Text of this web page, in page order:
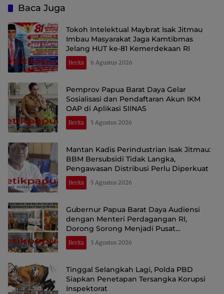
Baca Juga
Tokoh Intelektual Maybrat Isak Jitmau
Imbau Masyarakat Jaga Kamtibmas
Jelang HUT ke-81 Kemerdekaan RI
Berita 6 Agustus 2026
Pemprov Papua Barat Daya Gelar
Sosialisasi dan Pendaftaran Akun IKM
OAP di Aplikasi SIINAS
Berita 5 Agustus 2026
Mantan Kadis Perindustrian Isak Jitmau:
BBM Bersubsidi Tidak Langka,
Pengawasan Distribusi Perlu Diperkuat
Berita 5 Agustus 2026
Gubernur Papua Barat Daya Audiensi
dengan Menteri Perdagangan RI,
Dorong Sorong Menjadi Pusat
Perdagangan dan Ekspor Kawasan Timur
Indonesia
Berita 3 Agustus 2026
Tinggal Selangkah Lagi, Polda PBD
Siapkan Penetapan Tersangka Korupsi
Inspektorat